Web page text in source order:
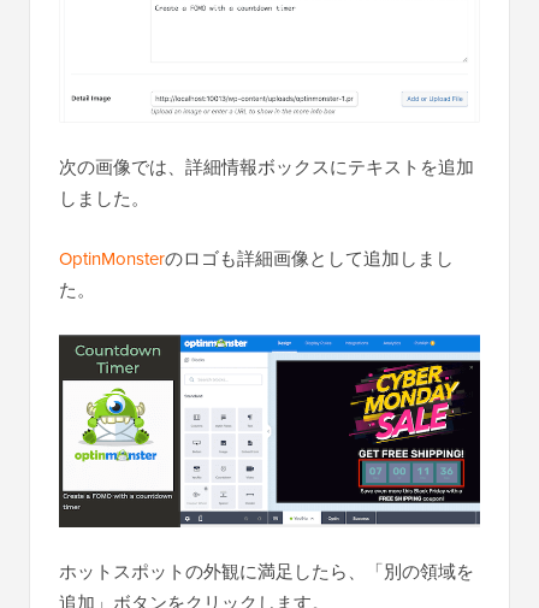
次の画像では、詳細情報ボックスにテキストを追加
しました。
OptinMonsterのロゴも詳細画像として追加しまし
た。
ホットスポットの外観に満足したら、「別の領域を
追加」ボタンをクリックします。